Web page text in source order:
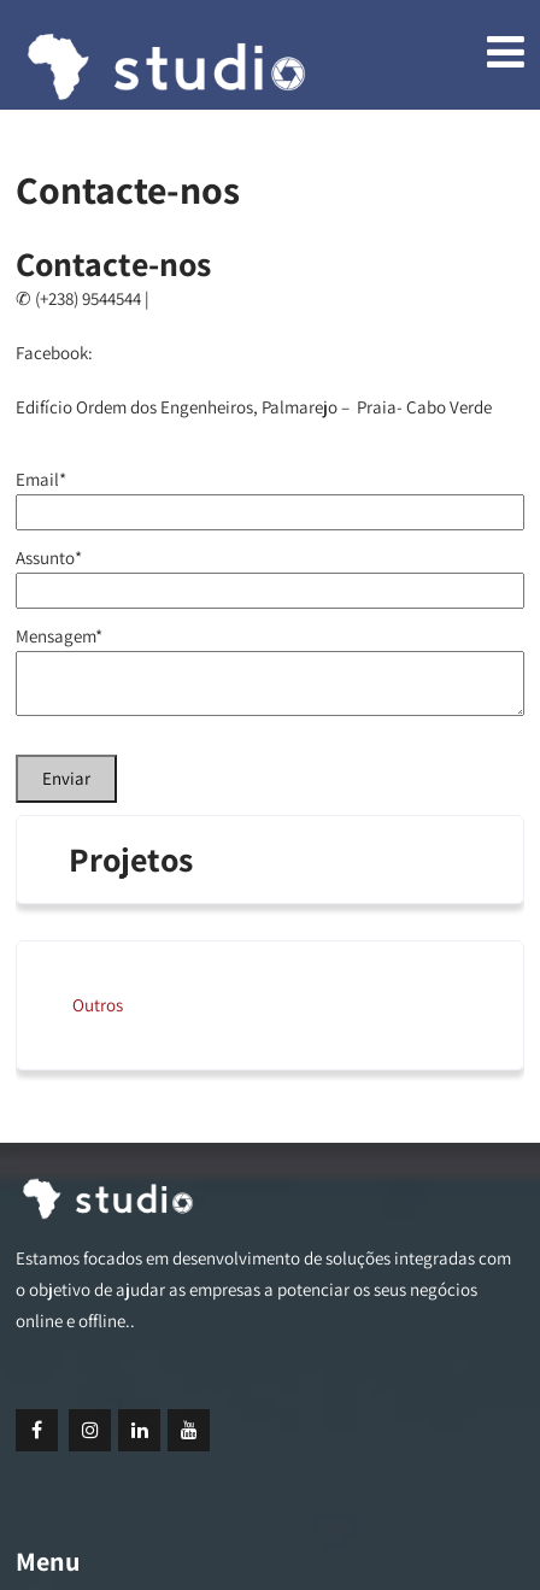
Contacte-nos
Contacte-nos
✆ (+238) 9544544 |
Facebook:
Edifício Ordem dos Engenheiros, Palmarejo – Praia- Cabo Verde
Email*
Assunto*
Mensagem*
Enviar
Projetos
Outros
Estamos focados em desenvolvimento de soluções integradas com
o objetivo de ajudar as empresas a potenciar os seus negócios
online e offline..
Menu